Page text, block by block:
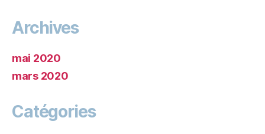
Archives
mai 2020
mars 2020
Catégories